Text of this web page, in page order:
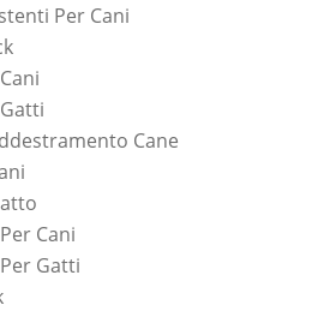
Per Cani
Cane
Cani
Gatti